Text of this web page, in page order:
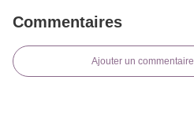
Commentaires
Ajouter un commentaire